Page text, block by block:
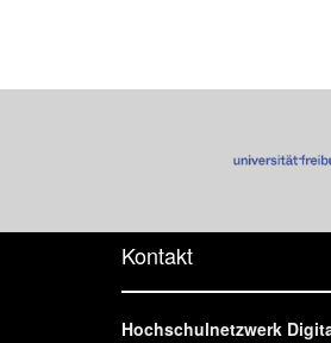
Kontakt
Hochschulnetzwerk